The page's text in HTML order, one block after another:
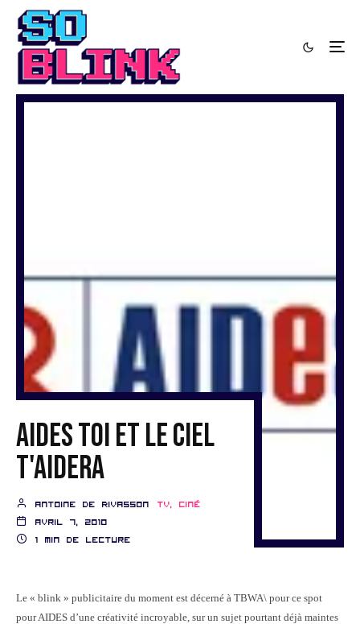
AIDES toi et le ciel
t'aidera
Antoine de Rivasson
TV, ciné
avril 7, 2010
1 min de lecture
Le « blink » publicitaire du moment est décerné à TBWA\ pour ce spot
pour AIDES d’une créativité incroyable, sur un sujet pourtant déjà maintes